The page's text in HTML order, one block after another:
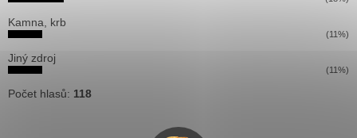
Kamna, krb
(11%)
Jiný zdroj
(11%)
Počet hlasů: 118